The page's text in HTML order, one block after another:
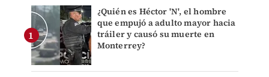
¿Quién es Héctor 'N', el hombre
que empujó a adulto mayor hacia
tráiler y causó su muerte en
Monterrey?